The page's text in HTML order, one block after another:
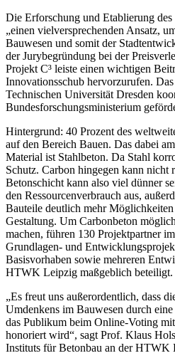
Die Erforschung und Etablierung des
„einen vielversprechenden Ansatz,
Bauwesen und somit der
der Jurybegründung bei der
Projekt C³ leiste einen wichtigen
Innovationsschub hervorzurufen.
Technischen Universität Dresden
Bundesforschungsministerium
Hintergrund: 40 Prozent des
auf den Bereich Bauen. Das dabei
Material ist Stahlbeton. Da Stahl
Schutz. Carbon hingegen kann nicht
Betonschicht kann also viel dünner
den Ressourcenverbrauch aus,
Bauteile deutlich mehr
Gestaltung. Um Carbonbeton
machen, führen 130 Projektpartner
Grundlagen- und
Basisvorhaben sowie mehreren
HTWK Leipzig maßgeblich beteiligt.
„Es freut uns außerordentlich, dass
Umdenkens im Bauwesen durch
das Publikum beim Online-Voting
honoriert wird“, sagt Prof. Klaus
Instituts für Betonbau an der HTWK